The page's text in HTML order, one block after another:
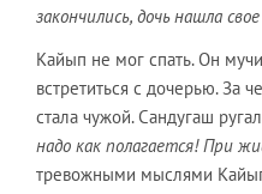
закончились, дочь нашла
Кайып не мог спать. Он
встретиться с дочерью. За
стала чужой. Сандугаш
надо как полагается! При
тревожными мыслями